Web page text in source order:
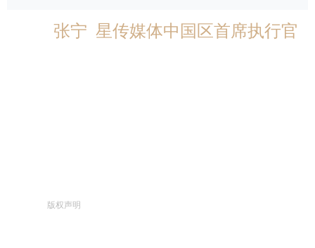
张宁 星传媒体中国区首席执行官
版权声明